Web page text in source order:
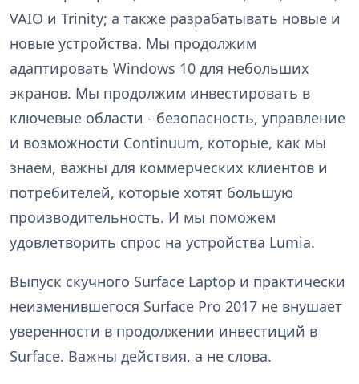
VAIO и Trinity; а также разрабатывать новые и
новые устройства. Мы продолжим
адаптировать Windows 10 для небольших
экранов. Мы продолжим инвестировать в
ключевые области - безопасность, управление
и возможности Continuum, которые, как мы
знаем, важны для коммерческих клиентов и
потребителей, которые хотят большую
производительность. И мы поможем
удовлетворить спрос на устройства Lumia.
Выпуск скучного Surface Laptop и практически
неизменившегося Surface Pro 2017 не внушает
уверенности в продолжении инвестиций в
Surface. Важны действия, а не слова.